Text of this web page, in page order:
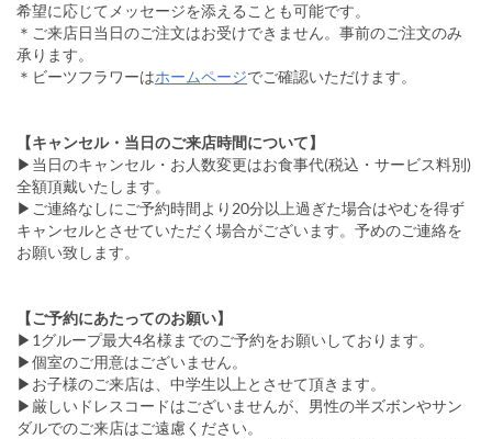
希望に応じてメッセージを添えることも可能です。
＊ご来店日当日のご注文はお受けできません。事前のご注文のみ
承ります。
＊ビーツフラワーはホームページでご確認いただけます。
【キャンセル・当日のご来店時間について】
▶︎当日のキャンセル・お人数変更はお食事代(税込・サービス料別)
全額頂戴いたします。
▶︎ご連絡なしにご予約時間より20分以上過ぎた場合はやむを得ず
キャンセルとさせていただく場合がございます。予めのご連絡を
お願い致します。
【ご予約にあたってのお願い】
▶︎1グループ最大4名様までのご予約をお願いしております。
▶︎個室のご用意はございません。
▶︎お子様のご来店は、中学生以上とさせて頂きます。
▶︎厳しいドレスコードはございませんが、男性の半ズボンやサン
ダルでのご来店はご遠慮ください。